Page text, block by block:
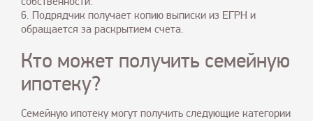
собственности.
6. Подрядчик получает копию выписки из ЕГРН и
обращается за раскрытием счета.
Кто может получить семейную
ипотеку?
Семейную ипотеку могут получить следующие категории